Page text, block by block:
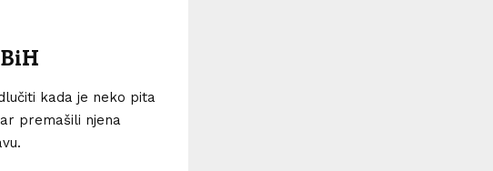
kada je neko pita
premašili njena